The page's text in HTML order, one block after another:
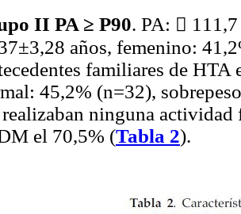
II PA ≥ P90. PA: 
años, femenino:
familiares de
45,2% (n=32),
ninguna actividad
el 70,5% (Tabla 2).